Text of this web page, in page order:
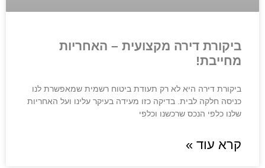
ביקורת דירה מקצועית – האחריות
מחייבת!
ביקורת דירה היא לא רק תעודת ביטוח רשמית שמאפשרת לנו
כניסה חלקה לבית. בדיקה כזו מעידה בעיקר עלינו ועל האחריות
שלנו כלפי הנכס שרכשנו וכלפי
קרא עוד »